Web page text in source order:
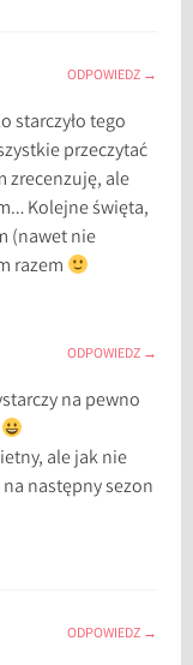
ODPOWIEDZ
starczyło tego
przeczytać
zrecenzuję, ale
Kolejne święta,
(nawet nie
razem
ODPOWIEDZ
na pewno
ale jak nie
następny sezon
ODPOWIEDZ